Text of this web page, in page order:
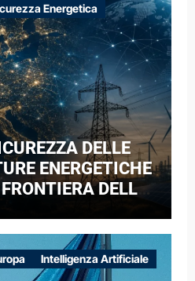
Energetica
DELLE
ENERGETICHE
DELLA
ELETTRICHE
CONTESTO DELLA
IBRIDA
Intelligenza Artificiale